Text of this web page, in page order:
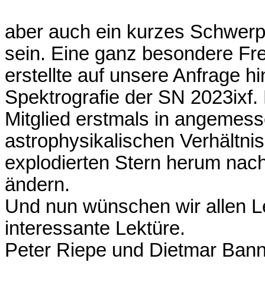
aber auch ein kurzes
sein. Eine ganz besondere
erstellte auf unsere Anfrage
Spektrografie der SN
Mitglied erstmals in
astrophysikalischen
explodierten Stern herum
ändern.
Und nun wünschen wir allen
interessante Lektüre.
Peter Riepe und Dietmar